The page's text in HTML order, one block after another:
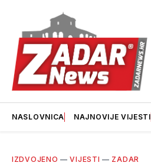
NASLOVNICA NAJNOVIJE VIJESTI
IZDVOJENO —VIJESTI — ZADAR